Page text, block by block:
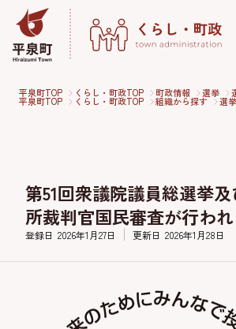
平泉町TOP くらし・町政TOP 町政情報 選挙
平泉町TOP くらし・町政TOP 組織から探す 選
第51回衆議院議員総選挙
所裁判官国民審査が行わ
登録日 2026年1月27日 更新日 2026年1月28日